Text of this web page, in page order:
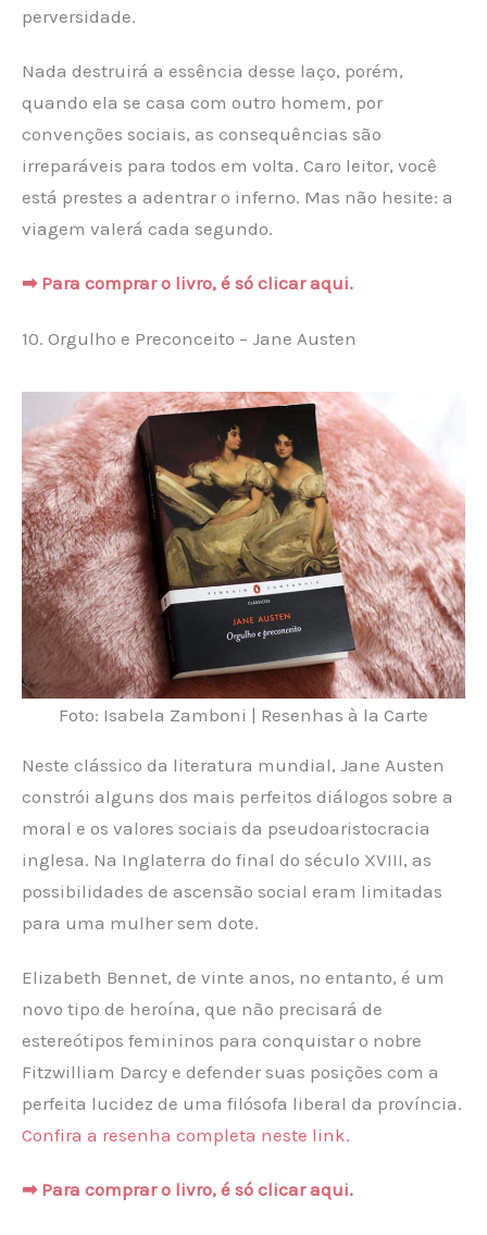
perversidade.
Nada destruirá a essência desse laço, porém,
quando ela se casa com outro homem, por
convenções sociais, as consequências são
irreparáveis para todos em volta. Caro leitor, você
está prestes a adentrar o inferno. Mas não hesite: a
viagem valerá cada segundo.
➡ Para comprar o livro, é só clicar aqui.
10. Orgulho e Preconceito – Jane Austen
Foto: Isabela Zamboni | Resenhas à la Carte
Neste clássico da literatura mundial, Jane Austen
constrói alguns dos mais perfeitos diálogos sobre a
moral e os valores sociais da pseudoaristocracia
inglesa. Na Inglaterra do final do século XVIII, as
possibilidades de ascensão social eram limitadas
para uma mulher sem dote.
Elizabeth Bennet, de vinte anos, no entanto, é um
novo tipo de heroína, que não precisará de
estereótipos femininos para conquistar o nobre
Fitzwilliam Darcy e defender suas posições com a
perfeita lucidez de uma filósofa liberal da província.
Confira a resenha completa neste link.
➡ Para comprar o livro, é só clicar aqui.